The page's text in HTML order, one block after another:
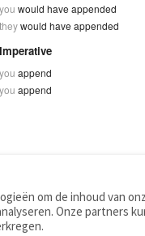
you would have appended
theywould have appended
Imperative
you append
you append
WOORDENBOEKEN
Nederlands - Engels
om de inhoud van
Onze partners